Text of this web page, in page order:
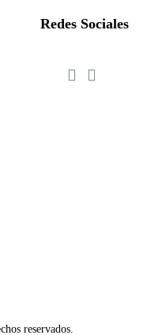
Redes Sociales
reservados.